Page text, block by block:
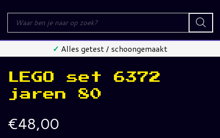
Producten
zoeken
✓ Alles getest / schoongemaakt
LEGO set 6372
jaren 80
€48,00